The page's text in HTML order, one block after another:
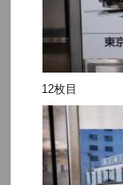
12枚目